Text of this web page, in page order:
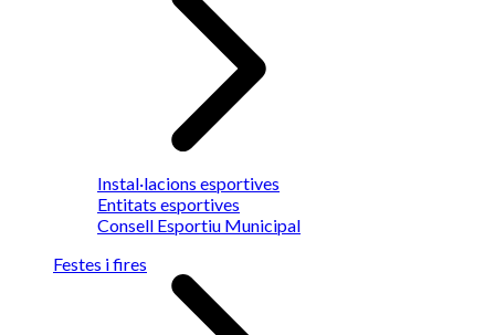
Instal·lacions esportives
Entitats esportives
Consell Esportiu Municipal
Festes i fires